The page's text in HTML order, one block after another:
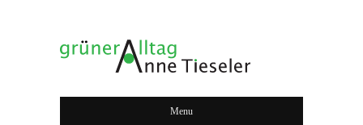
GRÜNER ALLTAG
Menu